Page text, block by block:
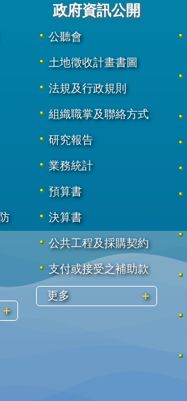
政府資訊公開
公聽會
土地徵收計畫書圖
法規及行政規則
組織職掌及聯絡方式
研究報告
業務統計
預算書
決算書
公共工程及採購契約
支付或接受之補助款
更多